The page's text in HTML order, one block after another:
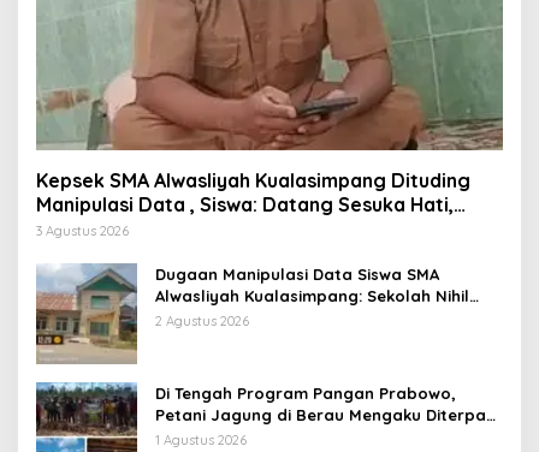
Kepsek SMA Alwasliyah Kualasimpang Dituding
Manipulasi Data , Siswa: Datang Sesuka Hati,
Dana MBG Disalurkan ke Guru & Pesantren
3 Agustus 2026
Dugaan Manipulasi Data Siswa SMA
Alwasliyah Kualasimpang: Sekolah Nihil
Murid Tapi Terima Dana BOS & Paket
2 Agustus 2026
Di Tengah Program Pangan Prabowo,
Petani Jagung di Berau Mengaku Diterpa
Tekanan Aparat
1 Agustus 2026